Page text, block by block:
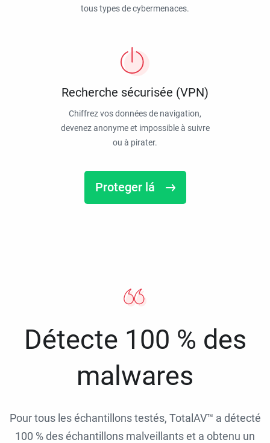
tous types de cybermenaces.
Recherche sécurisée (VPN)
Chiffrez vos données de navigation,
devenez anonyme et impossible à suivre
ou à pirater.
Proteger lá
Détecte 100 % des
malwares
Pour tous les échantillons testés, TotalAV™ a détecté
100 % des échantillons malveillants et a obtenu un